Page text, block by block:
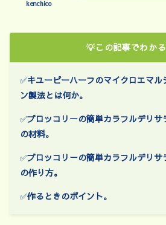
kenchico
💡この記事でわか
✅キユーピーハーフのマイクロエマル
ン製法とは何か。
✅ブロッコリーの簡単カラフルデリサ
の材料。
✅ブロッコリーの簡単カラフルデリサ
の作り方。
✅作るときのポイント。